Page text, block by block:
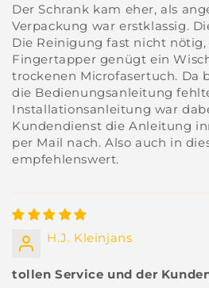
Der Schrank kam eher, als
Verpackung war erstklassig.
Die Reinigung fast nicht
Fingertapper genügt ein
trockenen Microfasertuch. Da
die Bedienungsanleitung
Installationsanleitung war
Kundendienst die Anleitung
per Mail nach. Also auch in
empfehlenswert.
H.J. Kleinjans
tollen Service und der